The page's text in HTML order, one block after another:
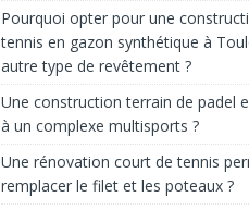
Pourquoi opter pour une
tennis en gazon synthétique à
autre type de revêtement ?
Une construction terrain de padel
à un complexe multisports ?
Une rénovation court de tennis
remplacer le filet et les poteaux ?